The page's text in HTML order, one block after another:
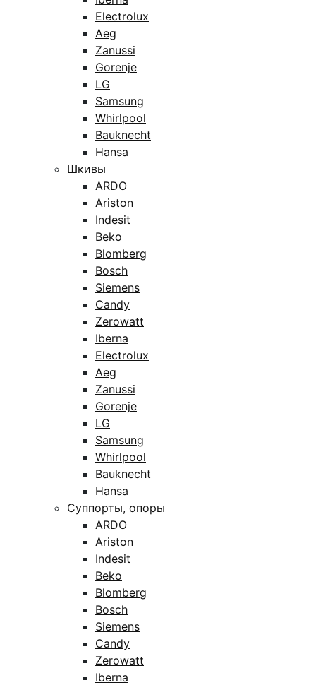
Electrolux
Aeg
Zanussi
Gorenje
LG
Samsung
Whirlpool
Bauknecht
Hansa
Шкивы
ARDO
Ariston
Indesit
Beko
Blomberg
Bosch
Siemens
Candy
Zerowatt
Iberna
Electrolux
Aeg
Zanussi
Gorenje
LG
Samsung
Whirlpool
Bauknecht
Hansa
Суппорты, опоры
ARDO
Ariston
Indesit
Beko
Blomberg
Bosch
Siemens
Candy
Zerowatt
Iberna